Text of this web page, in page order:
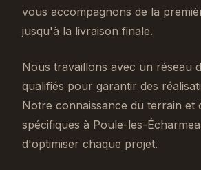
vous accompagnons de la
jusqu'à la livraison finale.
Nous travaillons avec un réseau
qualifiés pour garantir des
Notre connaissance du terrain et
spécifiques à Poule-les-
d'optimiser chaque projet.